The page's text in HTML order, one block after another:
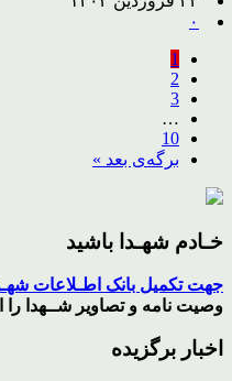
۰
1
2
3
…
10
برگه‌ی بعد »
خـادم شهـدا باشید
جهت تکمیل بانک اطـلاعات
وصیت نامه و تصاویر شــهدا را
اخبار برگزیده